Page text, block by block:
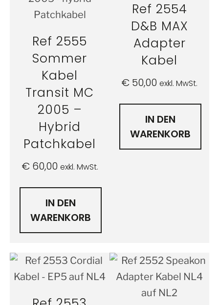
Ref 2555
Sommer
Kabel
Transit MC
2005 –
Hybrid
Patchkabel
€60,00 exkl. MwSt.
IN DEN
WARENKORB
Ref 2554
D&B MAX
Adapter
Kabel
€ 50,00 exkl. MwSt.
IN DEN
WARENKORB